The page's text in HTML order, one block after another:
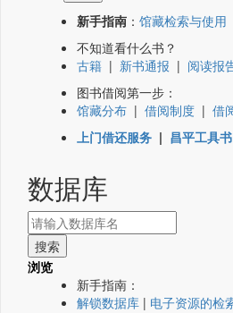
新手指南 ： 馆藏检索与使用
不知道看什么书？
古籍 | 新书通报 | 阅读报
图书借阅第一步：
馆藏分布 | 借阅制度 | 借
上门借还服务 | 昌平工具
数据库
浏览
新手指南：
解锁数据库 | 电子资源的检